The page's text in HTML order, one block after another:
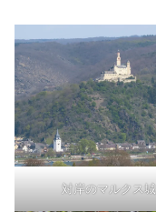
対岸のマルクス城